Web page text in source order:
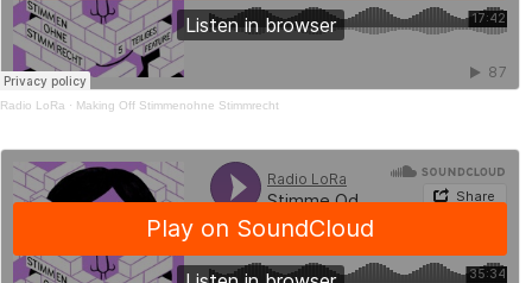
Radio LoRa · Making Off Stimmenohne Stimmrecht